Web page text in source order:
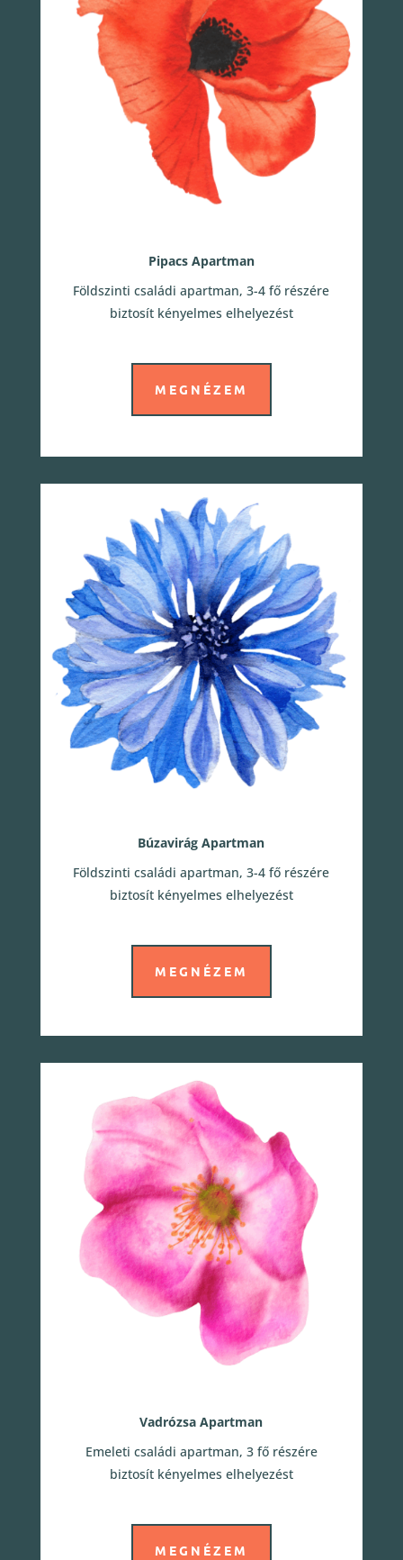
Pipacs Apartman
Földszinti családi apartman, 3-4 fő részére
biztosít kényelmes elhelyezést
MEGNÉZEM
Búzavirág Apartman
Földszinti családi apartman, 3-4 fő részére
biztosít kényelmes elhelyezést
MEGNÉZEM
Vadrózsa Apartman
Emeleti családi apartman, 3 fő részére
biztosít kényelmes elhelyezést
MEGNÉZEM